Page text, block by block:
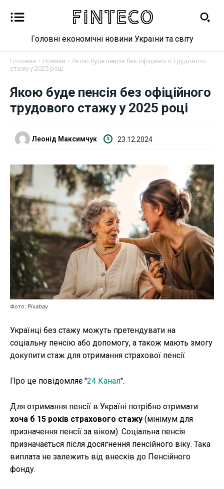
Новини
Бізнес
Фінанси
Валютний ринок
Криптовалюта
Робота і освіта
Публікації
ФОП
Курс валют
Ми в соц. мережах
Головні економічні новини України та світу
Головна Новини
Якою буде пенсія без офіційного трудового
стажу у 2025 році
Якою буде пенсія без офіційного
трудового стажу у 2025 році
Леонід Максимчук 23.12.2024
Фото: Pixabay
Українці без стажу можуть претендувати на
соціальну пенсію або допомогу, а також мають змогу
докупити стаж для отримання страхової пенсії.
Про це повідомляє "24 Канал".
Для отримання пенсії в Україні потрібно отримати
хоча б 15 років страхового стажу (мінімум для
призначення пенсії за віком). Соціальна пенсія
призначається після досягнення пенсійного віку. Така
виплата не залежить від внесків до Пенсійного
фонду.